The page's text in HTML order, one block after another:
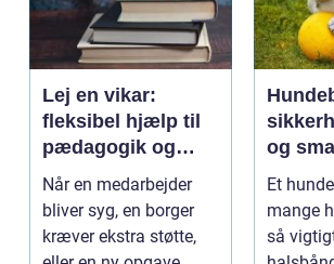
Lej en vikar:
fleksibel hjælp til
pædagogik og
sundhed
Når en medarbejder
bliver syg, en borger
kræver ekstra støtte,
og
Et
mange
så